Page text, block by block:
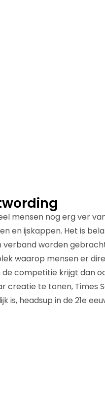
mensen nog erg ver
en ijskappen. Het is
verband worden
waarop mensen er
competitie krijgt dan
te tonen, Times
is, headsup in de 21e